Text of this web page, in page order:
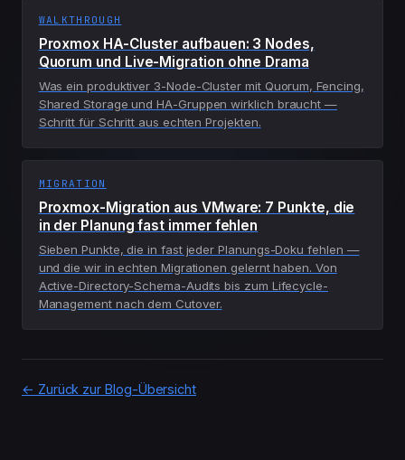
WALKTHROUGH
Proxmox HA-Cluster aufbauen: 3 Nodes,
Quorum und Live-Migration ohne Drama
Was ein produktiver 3-Node-Cluster mit Quorum, Fencing,
Shared Storage und HA-Gruppen wirklich braucht —
Schritt für Schritt aus echten Projekten.
MIGRATION
Proxmox-Migration aus VMware: 7 Punkte, die
in der Planung fast immer fehlen
Sieben Punkte, die in fast jeder Planungs-Doku fehlen —
und die wir in echten Migrationen gelernt haben. Von
Active-Directory-Schema-Audits bis zum Lifecycle-
Management nach dem Cutover.
← Zurück zur Blog-Übersicht